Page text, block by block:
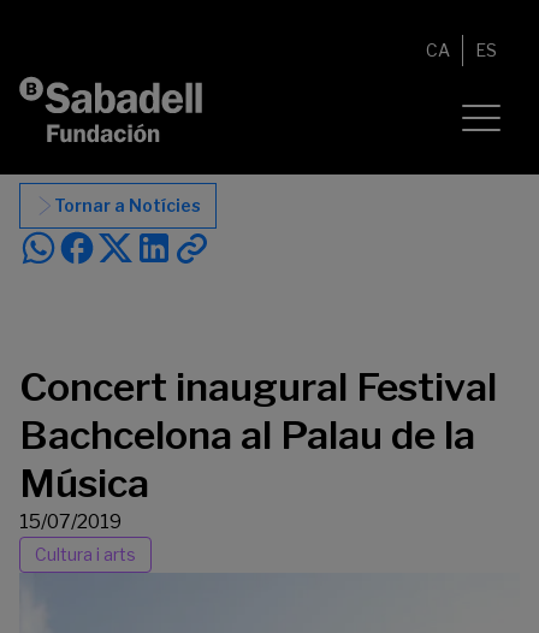
CA ES
Tornar a Notícies
Concert inaugural Festival
Bachcelona al Palau de la
Música
15/07/2019
Cultura i arts